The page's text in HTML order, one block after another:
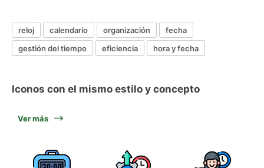
reloj calendario organización
fecha
gestión del tiempo
eficiencia hora y fecha
Iconos con el mismo estilo y concepto
Ver más